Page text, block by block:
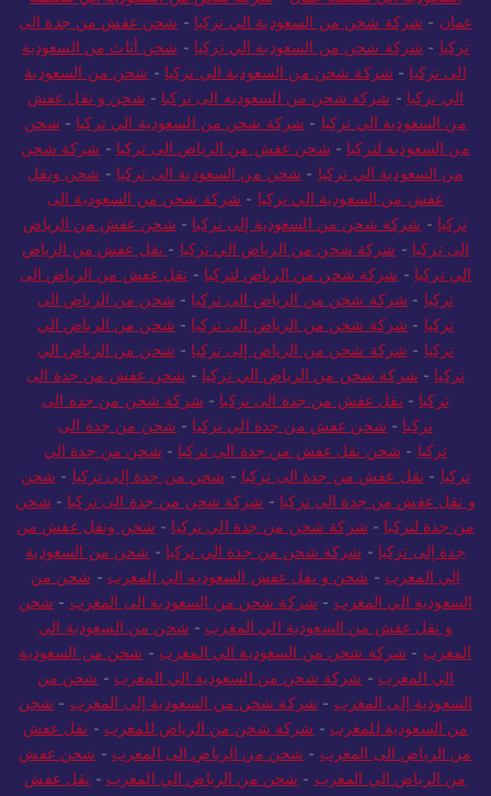
عمان - شركة شحن من السعودية الي تركيا - شحن عفش من جدة الى
تركيا - شركة شحن من السعودية الي تركيا - شحن أثاث من السعودية
الى تركيا - شركة شحن من السعودية الي تركيا - شحن من السعودية
الي تركيا - شركة شحن من السعودية الى تركيا - شحن و نقل عفش
من السعودية الي تركيا - شركة شحن من السعودية الي تركيا - شحن
من السعودية لتركيا - شحن عفش من الرياض الى تركيا - شركة شحن
من السعودية الي تركيا - شحن من السعودية الى تركيا - شحن ونقل
عفش من السعودية الي تركيا - شركة شحن من السعودية الى
تركيا - شركة شحن من السعودية إلى تركيا - شحن عفش من الرياض
الى تركيا - شركة شحن من الرياض الي تركيا - نقل عفش من الرياض
الي تركيا - شركة شحن من الرياض لتركيا - نقل عفش من الرياض الى
تركيا - شركة شحن من الرياض الى تركيا - شحن من الرياض الى
تركيا - شركة شحن من الرياض الى تركيا - شحن من الرياض الي
تركيا - شركة شحن من الرياض إلى تركيا - شحن من الرياض الي
تركيا - شركة شحن من الرياض الي تركيا - شحن عفش من جدة الى
تركيا - نقل عفش من جدة الى تركيا - شركة شحن من جدة الى
تركيا - شحن عفش من جدة الي تركيا - شحن من جدة الى
تركيا - شحن نقل عفش من جدة الى تركيا - شحن من جدة الي
تركيا - نقل عفش من جدة الى تركيا - شحن من جدة إلى تركيا - شحن
و نقل عفش من جدة الى تركيا - شركة شحن من جدة الى تركيا - شحن
من جدة لتركيا - شركة شحن من جدة الي تركيا - شحن ونقل عفش من
جدة إلى تركيا - شركة شحن من جدة الي تركيا - شحن من السعودية
الي المغرب - شحن و نقل عفش السعودية الي المغرب - شحن من
السعودية الي المغرب - شركة شحن من السعودية الى المغرب - شحن
و نقل عفش من السعودية الي المغرب - شحن من السعودية الي
المغرب - شركة شحن من السعودية الي المغرب - شحن من السعودية
الي المغرب - شركة شحن من السعودية الي المغرب - شحن من
السعودية إلى المغرب - شركة شحن من السعودية إلى المغرب - شحن
من السعودية للمغرب - شركة شحن من الرياض للمغرب - نقل عفش
من الرياض الى المغرب - شحن من الرياض الى المغرب - شحن عفش
من الرياض الي المغرب - شحن من الرياض الي المغرب - نقل عفش